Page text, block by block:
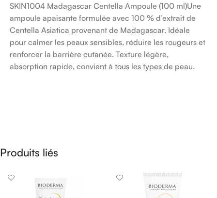
SKIN1004 Madagascar Centella Ampoule (100 ml)Une
ampoule apaisante formulée avec 100 % d’extrait de
Centella Asiatica provenant de Madagascar. Idéale
pour calmer les peaux sensibles, réduire les rougeurs et
renforcer la barrière cutanée. Texture légère,
absorption rapide, convient à tous les types de peau.
Produits liés